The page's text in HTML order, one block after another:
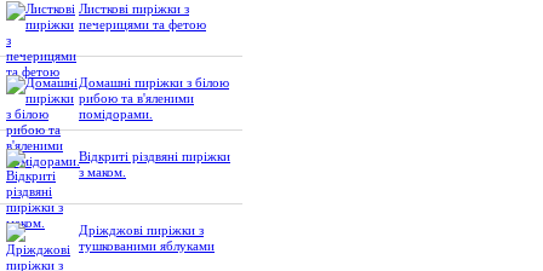
Листкові пиріжки з
печерицями та фетою
Домашні пиріжки з білою
рибою та в'яленими
помідорами.
Відкриті різдвяні пиріжки
з маком.
Дріжджові пиріжки з
тушкованими яблуками